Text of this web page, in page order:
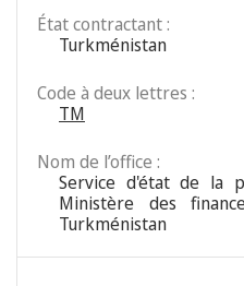
État contractant :
Turkménistan
Code à deux lettres :
TM
Nom de l’office :
Service d'état de la
Ministère des
Turkménistan